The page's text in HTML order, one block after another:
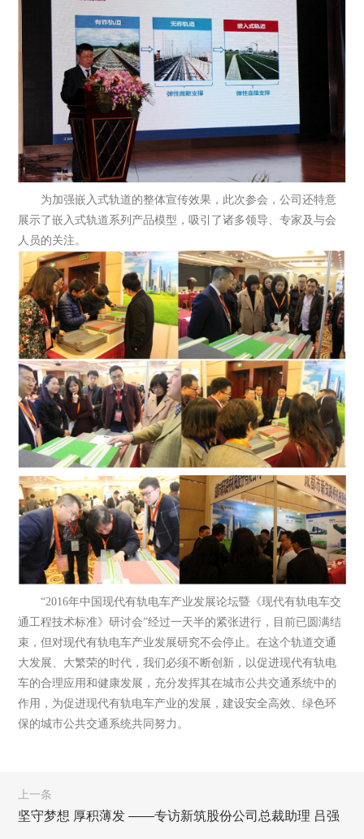
为加强嵌入式轨道的整体宣传效果，此次参会，公司还特意
展示了嵌入式轨道系列产品模型，吸引了诸多领导、专家及与会
人员的关注。
“2016年中国现代有轨电车产业发展论坛暨《现代有轨电车交
通工程技术标准》研讨会”经过一天半的紧张进行，目前已圆满结
束，但对现代有轨电车产业发展研究不会停止。在这个轨道交通
大发展、大繁荣的时代，我们必须不断创新，以促进现代有轨电
车的合理应用和健康发展，充分发挥其在城市公共交通系统中的
作用，为促进现代有轨电车产业的发展，建设安全高效、绿色环
保的城市公共交通系统共同努力。
上一条
坚守梦想 厚积薄发 ——专访新筑股份公司总裁助理 吕强